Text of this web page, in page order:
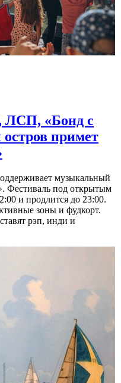
ЛСП, «Бонд с
примет
музыкальный
Фестиваль под открытым
и продлится до 23:00.
зоны и фудкорт.
рэп, инди и